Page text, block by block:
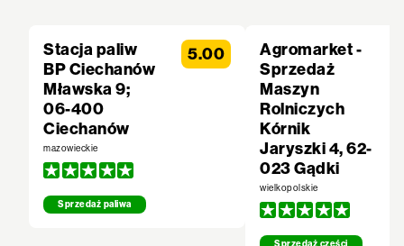
Stacja paliw
BP Ciechanów
Mławska 9;
06-400
Ciechanów
mazowieckie
Sprzedaż paliwa
5.00
Agromarket -
Sprzedaż
Maszyn
Rolniczych
Kórnik
Jaryszki 4, 62-
023 Gądki
wielkopolskie